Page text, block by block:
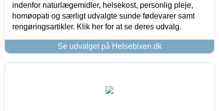
indenfor naturlægemidler, helsekost, personlig pleje,
homøopati og særligt udvalgte sunde fødevarer samt
rengøringsartikler. Klik her for at se deres udvalg.
Se udvalget på Helsebixen.dk